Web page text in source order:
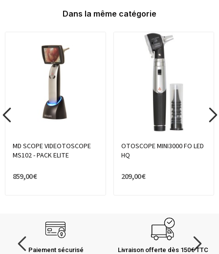
Dans la même catégorie
MD SCOPE VIDEOTOSCOPE
MS102 - PACK ELITE
859,00 €
OTOSCOPE MINI3000 FO LED
HQ
209,00 €
Paiement sécurisé Livraison offerte dès 150€ TTC